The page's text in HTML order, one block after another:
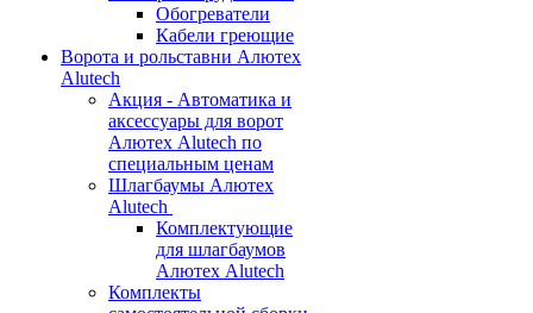
Обогреватели
Кабели греющие
Ворота и рольставни Алютех
Alutech
Акция - Автоматика и
аксессуары для ворот
Алютех Alutech по
специальным ценам
Шлагбаумы Алютех
Alutech
Комплектующие
для шлагбаумов
Алютех Alutech
Комплекты